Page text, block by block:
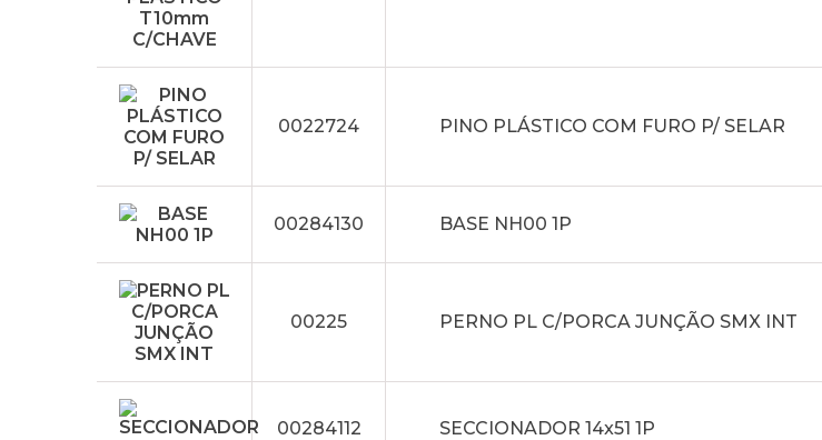
0022724 PINO PLÁSTICO COM FURO P/ SELAR
00284130 BASE NH00 1P
00225 PERNO PL C/PORCA JUNÇÃO SMX INT
00284112 SECCIONADOR 14x51 1P